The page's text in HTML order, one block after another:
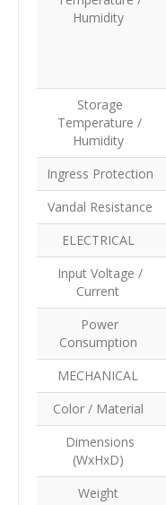
Humidity
Storage
Temperature /
Humidity
Ingress Protection
Vandal Resistance
ELECTRICAL
Input Voltage /
Current
Power
Consumption
MECHANICAL
Color / Material
Dimensions
(WxHxD)
Weight